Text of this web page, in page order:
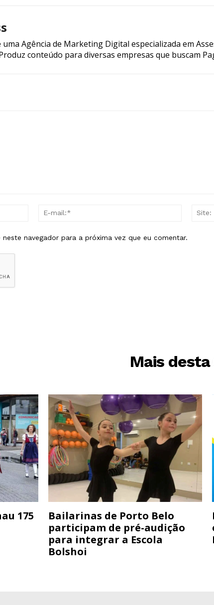
uma Agência de Marketing Digital especializada em
conteúdo para diversas empresas que buscam
Nome:*
navegador para a próxima vez que eu comentar.
Mais
175
Bailarinas de Porto Belo
participam de pré-audição
para integrar a Escola
Bolshoi